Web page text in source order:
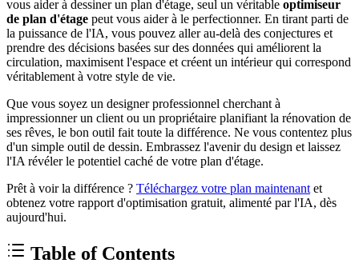
vous aider à dessiner un plan d'étage, seul un véritable optimiseur
de plan d'étage peut vous aider à le perfectionner. En tirant parti de
la puissance de l'IA, vous pouvez aller au-delà des conjectures et
prendre des décisions basées sur des données qui améliorent la
circulation, maximisent l'espace et créent un intérieur qui correspond
véritablement à votre style de vie.
Que vous soyez un designer professionnel cherchant à
impressionner un client ou un propriétaire planifiant la rénovation de
ses rêves, le bon outil fait toute la différence. Ne vous contentez plus
d'un simple outil de dessin. Embrassez l'avenir du design et laissez
l'IA révéler le potentiel caché de votre plan d'étage.
Prêt à voir la différence ? Téléchargez votre plan maintenant et
obtenez votre rapport d'optimisation gratuit, alimenté par l'IA, dès
aujourd'hui.
Table of Contents